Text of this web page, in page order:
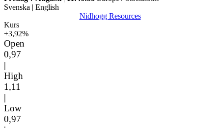
Svenska | English
Nidhogg Resources
Kurs
+3,92%
Open
0,97
|
High
1,11
|
Low
0,97